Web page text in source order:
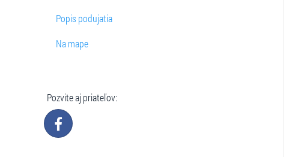
Popis podujatia
Na mape
Pozvite aj priateľov: